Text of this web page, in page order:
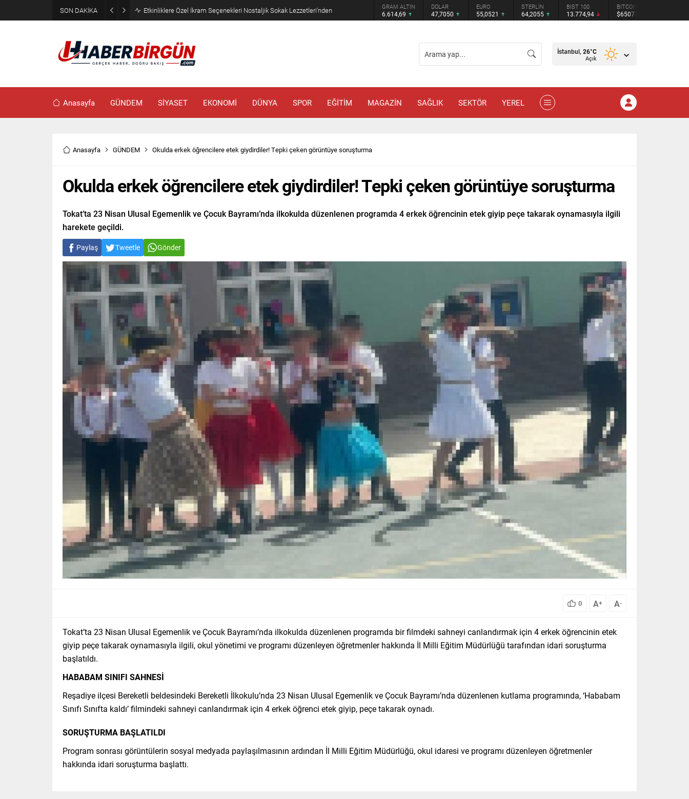
SON DAKİKA Eyyübiye’de Ziraat Odası Gündemde: Çiftçilerin Sorunları İçin Yeni Çağrı DOLAR
47,7050
EURO
55,0521
STERLİN
64,2055
BIST 100
13.774,94
BITCOIN
$65077
ETHEREUM
$1927.67
İstanbul, 26°C
Açık
Anasayfa GÜNDEM SİYASET EKONOMİ DÜNYA SPOR EĞİTİM MAGAZİN SAĞLIK SEKTÖR YEREL
Anasayfa GÜNDEM Okulda erkek öğrencilere etek giydirdiler! Tepki çeken görüntüye soruşturma
Okulda erkek öğrencilere etek giydirdiler! Tepki çeken görüntüye soruşturma
Tokat’ta 23 Nisan Ulusal Egemenlik ve Çocuk Bayramı’nda ilkokulda düzenlenen programda 4 erkek öğrencinin etek giyip peçe takarak oynamasıyla ilgili
harekete geçildi.
Paylaş Tweetle Gönder
0 A+ A-
Tokat’ta 23 Nisan Ulusal Egemenlik ve Çocuk Bayramı’nda ilkokulda düzenlenen programda bir filmdeki sahneyi canlandırmak için 4 erkek öğrencinin etek
giyip peçe takarak oynamasıyla ilgili, okul yönetimi ve programı düzenleyen öğretmenler hakkında İl Milli Eğitim Müdürlüğü tarafından idari soruşturma
başlatıldı.
HABABAM SINIFI SAHNESİ
Reşadiye ilçesi Bereketli beldesindeki Bereketli İlkokulu’nda 23 Nisan Ulusal Egemenlik ve Çocuk Bayramı’nda düzenlenen kutlama programında, ‘Hababam
Sınıfı Sınıfta kaldı’ filmindeki sahneyi canlandırmak için 4 erkek öğrenci etek giyip, peçe takarak oynadı.
SORUŞTURMA BAŞLATILDI
Program sonrası görüntülerin sosyal medyada paylaşılmasının ardından İl Milli Eğitim Müdürlüğü, okul idaresi ve programı düzenleyen öğretmenler
hakkında idari soruşturma başlattı.